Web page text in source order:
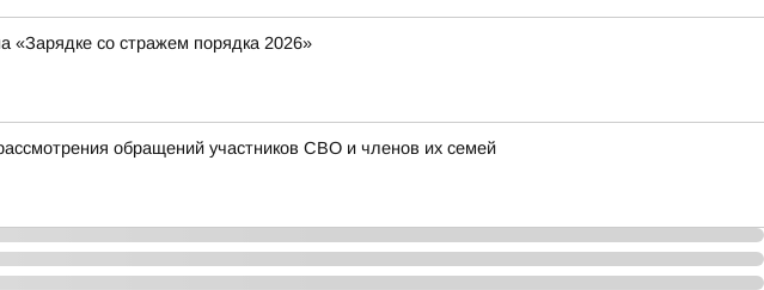
«Зарядке со стражем порядка 2026»
обращений участников СВО и членов их семей